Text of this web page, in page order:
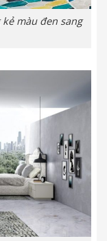
màu đen sang